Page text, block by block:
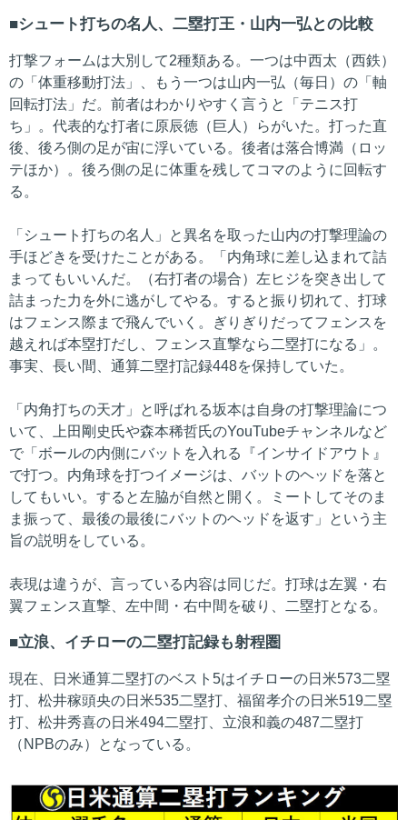
シュート打ちの名人、二塁打王・山内一弘との比較
打撃フォームは大別して2種類ある。一つは中西太（西鉄）
の「体重移動打法」、もう一つは山内一弘（毎日）の「軸
回転打法」だ。前者はわかりやすく言うと「テニス打
ち」。代表的な打者に原辰徳（巨人）らがいた。打った直
後、後ろ側の足が宙に浮いている。後者は落合博満（ロッ
テほか）。後ろ側の足に体重を残してコマのように回転す
る。
「シュート打ちの名人」と異名を取った山内の打撃理論の
手ほどきを受けたことがある。「内角球に差し込まれて詰
まってもいいんだ。（右打者の場合）左ヒジを突き出して
詰まった力を外に逃がしてやる。すると振り切れて、打球
はフェンス際まで飛んでいく。ぎりぎりだってフェンスを
越えれば本塁打だし、フェンス直撃なら二塁打になる」。
事実、長い間、通算二塁打記録448を保持していた。
「内角打ちの天才」と呼ばれる坂本は自身の打撃理論につ
いて、上田剛史氏や森本稀哲氏のYouTubeチャンネルなど
で「ボールの内側にバットを入れる『インサイドアウト』
で打つ。内角球を打つイメージは、バットのヘッドを落と
してもいい。すると左脇が自然と開く。ミートしてそのま
ま振って、最後の最後にバットのヘッドを返す」という主
旨の説明をしている。
表現は違うが、言っている内容は同じだ。打球は左翼・右
翼フェンス直撃、左中間・右中間を破り、二塁打となる。
立浪、イチローの二塁打記録も射程圏
現在、日米通算二塁打のベスト5はイチローの日米573二塁
打、松井稼頭央の日米535二塁打、福留孝介の日米519二塁
打、松井秀喜の日米494二塁打、立浪和義の487二塁打
（NPBのみ）となっている。